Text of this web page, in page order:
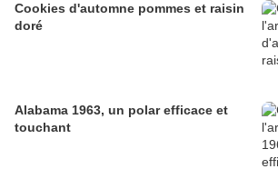
Cookies d'automne pommes et raisin
doré
Alabama 1963, un polar efficace et
touchant